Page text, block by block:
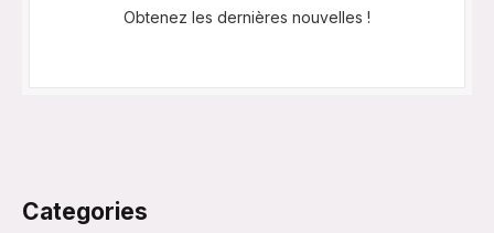
Obtenez les dernières nouvelles !
Categories